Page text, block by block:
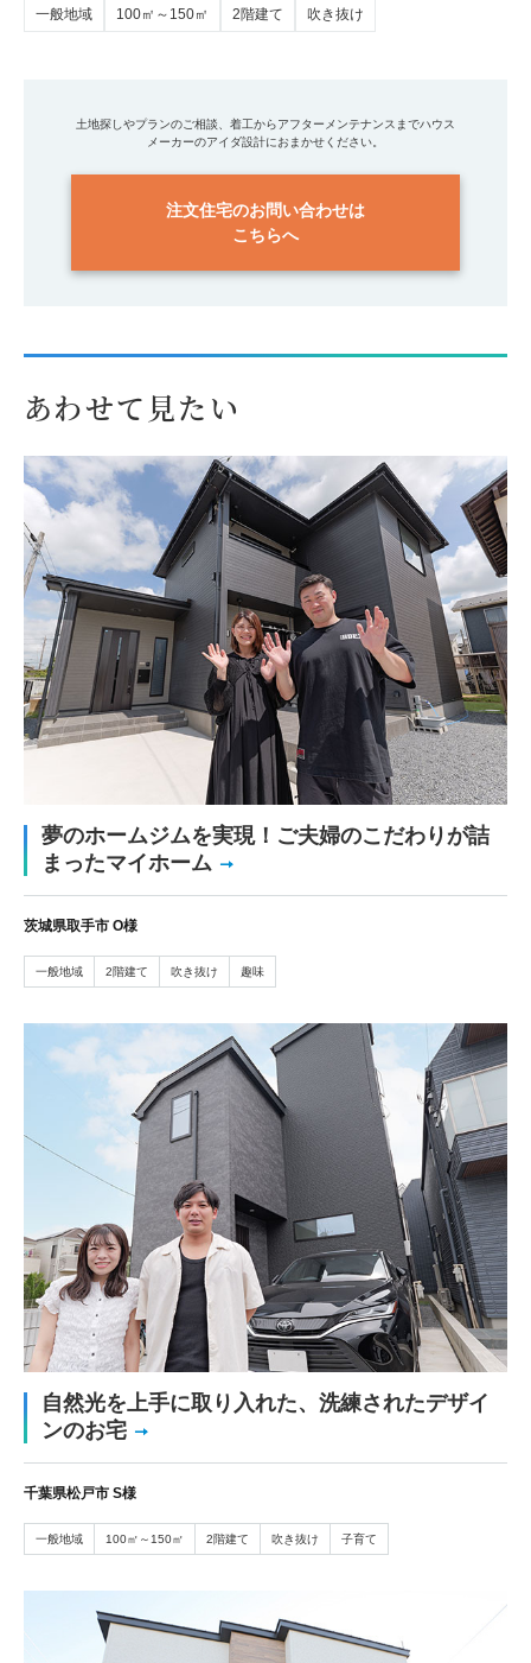
一般地域 100㎡～150㎡ 2階建て 吹き抜け
土地探しやプランのご相談、着工からアフターメンテナンスまでハウス
メーカーのアイダ設計におまかせください。
注文住宅のお問い合わせは
こちらへ
あわせて見たい
夢のホームジムを実現！ご夫婦のこだわりが詰
まったマイホーム
茨城県取手市 O様
一般地域 2階建て 吹き抜け 趣味
自然光を上手に取り入れた、洗練されたデザイ
ンのお宅
千葉県松戸市 S様
一般地域 100㎡～150㎡ 2階建て 吹き抜け 子育て